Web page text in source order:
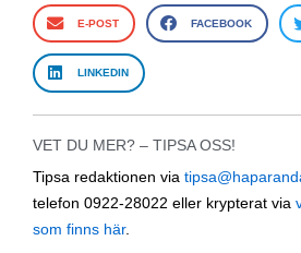
E-POST FACEBOOK
LINKEDIN
VET DU MER? – TIPSA OSS!
Tipsa redaktionen via
telefon 0922-28022 eller krypterat via
som finns här.